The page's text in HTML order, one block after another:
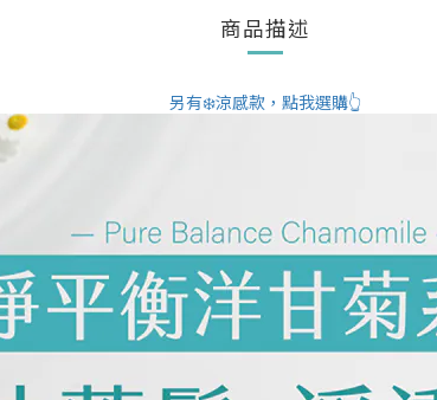
商品描述
另有❄️涼感款，點我選購👆